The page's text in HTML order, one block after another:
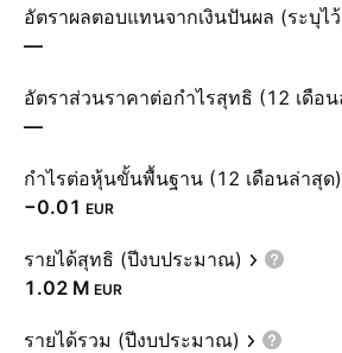
อัตราผลตอบแทนจากเงินปันผล (ระบุไ
—
อัตราส่วนราคาต่อกำไรสุทธิ (12 เดือ
—
กำไรต่อหุ้นขั้นพื้นฐาน (12 เดือนล่าสุด)
−0.01 EUR
รายได้สุทธิ (ปีงบประมาณ)
‪1.02 M‬ EUR
รายได้รวม (ปีงบประมาณ)